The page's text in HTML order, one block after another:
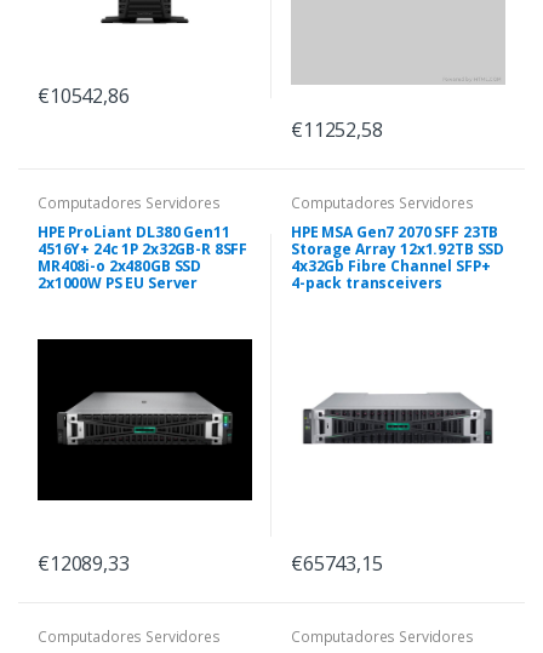
€10542,86
€11252,58
Computadores Servidores
HPE ProLiant DL380 Gen11
4516Y+ 24c 1P 2x32GB-R 8SFF
MR408i-o 2x480GB SSD
2x1000W PS EU Server
€12089,33
Computadores Servidores
HPE MSA Gen7 2070 SFF 23TB
Storage Array 12x1.92TB SSD
4x32Gb Fibre Channel SFP+
4-pack transceivers
€65743,15
Computadores Servidores
Computadores Servidores